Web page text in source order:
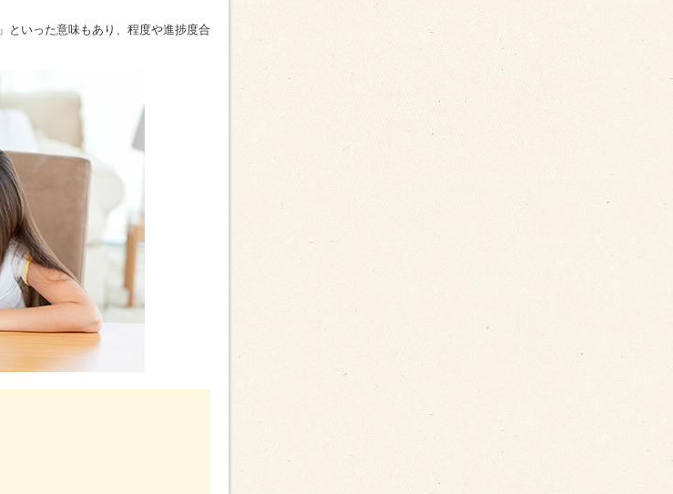
といった意味もあり、程度や進捗度合